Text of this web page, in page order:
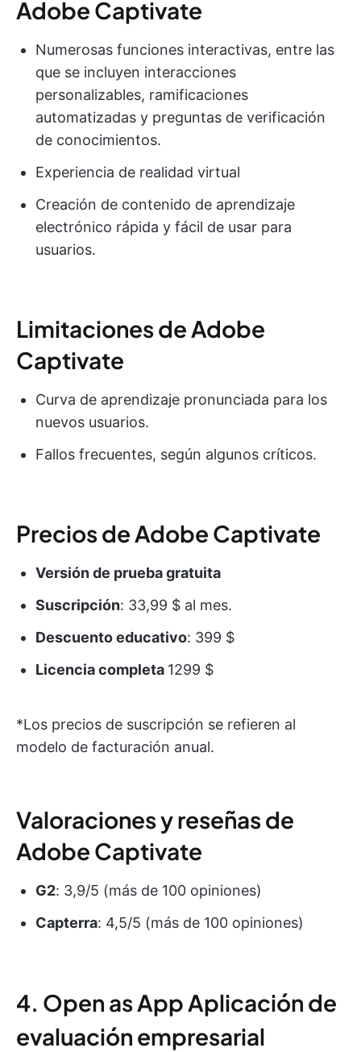
Adobe Captivate
Numerosas funciones interactivas, entre las
que se incluyen interacciones
personalizables, ramificaciones
automatizadas y preguntas de verificación
de conocimientos.
Experiencia de realidad virtual
Creación de contenido de aprendizaje
electrónico rápida y fácil de usar para
usuarios.
Limitaciones de Adobe
Captivate
Curva de aprendizaje pronunciada para los
nuevos usuarios.
Fallos frecuentes, según algunos críticos.
Precios de Adobe Captivate
Versión de prueba gratuita
Suscripción: 33,99 $ al mes.
Descuento educativo: 399 $
Licencia completa 1299 $
*Los precios de suscripción se refieren al
modelo de facturación anual.
Valoraciones y reseñas de
Adobe Captivate
G2: 3,9/5 (más de 100 opiniones)
Capterra: 4,5/5 (más de 100 opiniones)
4. Open as App Aplicación de
evaluación empresarial